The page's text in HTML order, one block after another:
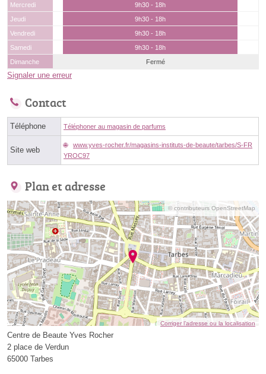
Mercredi
9h30 - 18h
Jeudi
9h30 - 18h
Vendredi
9h30 - 18h
Samedi
9h30 - 18h
Dimanche
Fermé
Signaler une erreur
Contact
Téléphone Téléphoner au magasin de parfums
Site web
www.yves-rocher.fr/magasins-instituts-de-beaute/tarbes/S-FR
YROC97
Plan et adresse
© contributeurs OpenStreetMap
Corriger l’adresse ou la localisation
Centre de Beaute Yves Rocher
2 place de Verdun
65000 Tarbes